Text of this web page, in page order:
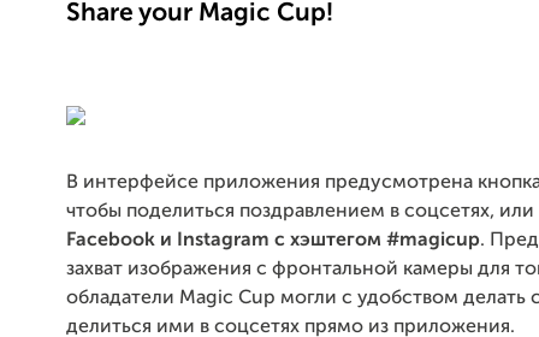
Share your Magic Cup!
В интерфейсе приложения предусмотрена
чтобы поделиться поздравлением в соцсетях,
Facebook и Instagram с хэштегом #magicup.
захват изображения с фронтальной камеры для
обладатели Magic Cup могли с удобством делать
делиться ими в соцсетях прямо из приложения.